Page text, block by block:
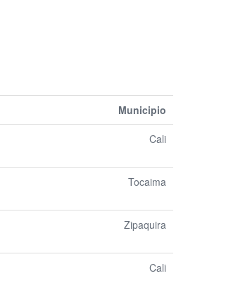
Municipio
Cali
Tocaima
Zipaquira
Cali